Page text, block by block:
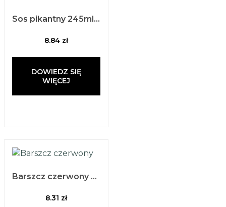
Sos pikantny 245ml/220g
8.84 zł
DOWIEDZ SIĘ
WIĘCEJ
Barszcz czerwony 500ml
8.31 zł